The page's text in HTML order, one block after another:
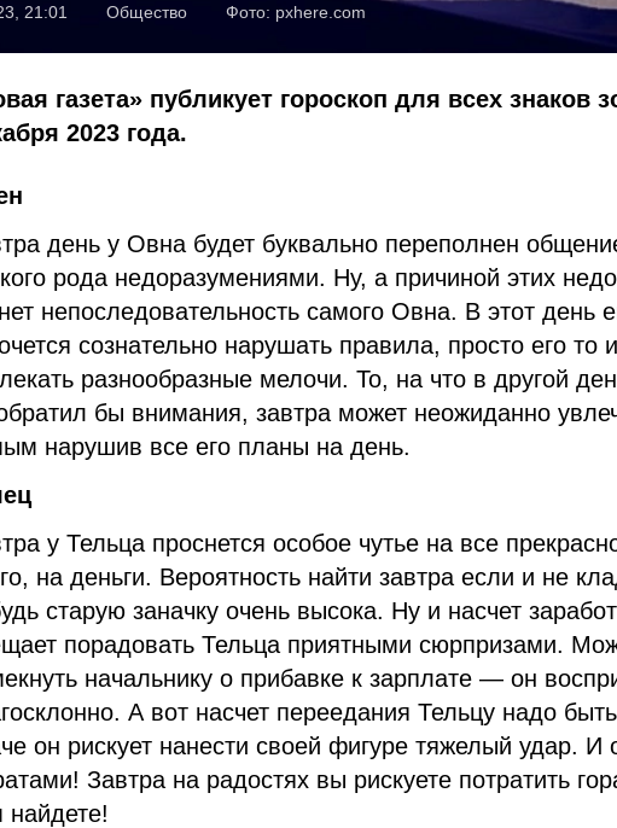
21:01 Общество Фото: pxhere.com
газета» публикует гороскоп для всех знаков
2023 года.
день у Овна будет буквально переполнен
рода недоразумениями. Ну, а причиной этих
непоследовательность самого Овна. В этот день
сознательно нарушать правила, просто его то
разнообразные мелочи. То, на что в другой
бы внимания, завтра может неожиданно
нарушив все его планы на день.
у Тельца проснется особое чутье на все
на деньги. Вероятность найти завтра если и не
старую заначку очень высока. Ну и насчет
порадовать Тельца приятными сюрпризами.
начальнику о прибавке к зарплате — он
А вот насчет переедания Тельцу надо
он рискует нанести своей фигуре тяжелый удар. И
Завтра на радостях вы рискуете потратить
найдете!